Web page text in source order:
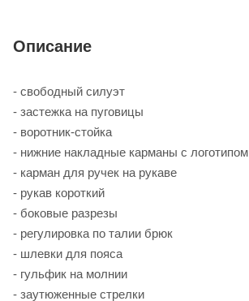
Описание
- свободный силуэт
- застежка на пуговицы
- воротник-стойка
- нижние накладные карманы с логотипом
- карман для ручек на рукаве
- рукав короткий
- боковые разрезы
- регулировка по талии брюк
- шлевки для пояса
- гульфик на молнии
- заутюженные стрелки